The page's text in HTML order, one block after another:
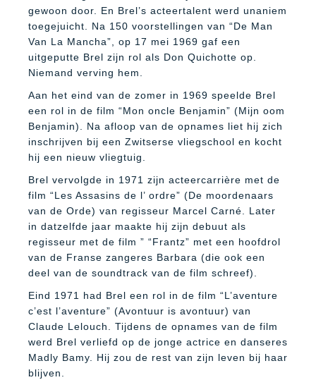
gewoon door. En Brel’s acteertalent werd unaniem
toegejuicht. Na 150 voorstellingen van “De Man
Van La Mancha”, op 17 mei 1969 gaf een
uitgeputte Brel zijn rol als Don Quichotte op.
Niemand verving hem.
Aan het eind van de zomer in 1969 speelde Brel
een rol in de film “Mon oncle Benjamin” (Mijn oom
Benjamin). Na afloop van de opnames liet hij zich
inschrijven bij een Zwitserse vliegschool en kocht
hij een nieuw vliegtuig.
Brel vervolgde in 1971 zijn acteercarrière met de
film “Les Assasins de l’ ordre” (De moordenaars
van de Orde) van regisseur Marcel Carné. Later
in datzelfde jaar maakte hij zijn debuut als
regisseur met de film ” “Frantz” met een hoofdrol
van de Franse zangeres Barbara (die ook een
deel van de soundtrack van de film schreef).
Eind 1971 had Brel een rol in de film “L’aventure
c’est l’aventure” (Avontuur is avontuur) van
Claude Lelouch. Tijdens de opnames van de film
werd Brel verliefd op de jonge actrice en danseres
Madly Bamy. Hij zou de rest van zijn leven bij haar
blijven.